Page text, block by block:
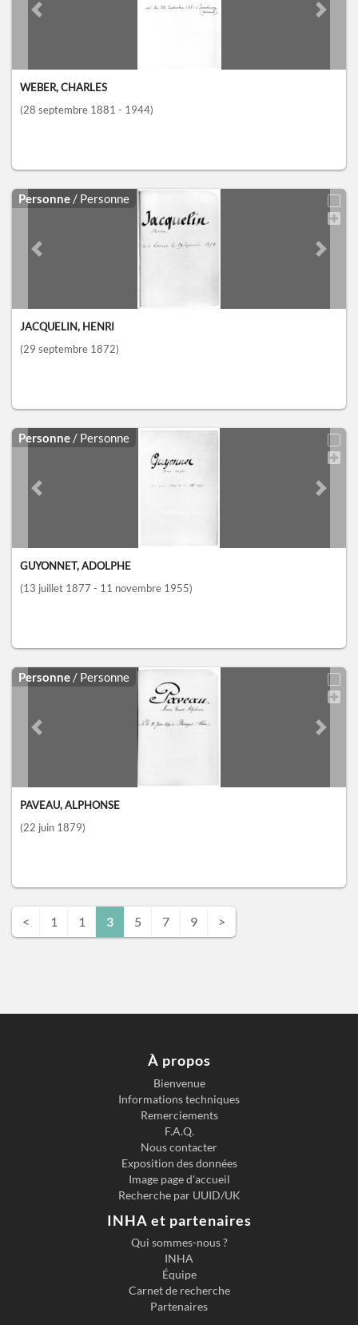
Previous slide Next
WEBER, CHARLES
(28 septembre 1881 - 1944)
Personne / Personne
Previous slide Next
JACQUELIN, HENRI
(29 septembre 1872)
Personne / Personne
Previous slide Next
GUYONNET, ADOLPHE
(13 juillet 1877 - 11 novembre 1955)
Personne / Personne
Previous slide Next
PAVEAU, ALPHONSE
(22 juin 1879)
< 1 1 3 5 7 9 >
À propos
Bienvenue
Informations techniques
Remerciements
F.A.Q.
Nous contacter
Exposition des données
Image page d'accueil
Recherche par UUID/UK
INHA et partenaires
Qui sommes-nous ?
INHA
Équipe
Carnet de recherche
Partenaires